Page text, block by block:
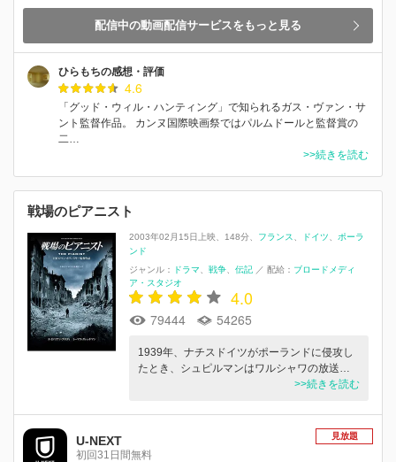
配信中の動画配信サービスをもっと見る
ひらもちの感想・評価
4.6
「グッド・ウィル・ハンティング」で知られるガス・ヴァン・サ
ント監督作品。 カンヌ国際映画祭ではパルムドールと監督賞の
二…
>>続きを読む
戦場のピアニスト
2003年02月15日上映 148分 フランス ドイツ
ポーラ
ンド
ジャンル：
ドラマ 戦争 伝記 ／ 配給： ブロードメディ
ア・スタジオ
4.0
79444 54265
1939年、ナチスドイツがポーランドに侵攻し
たとき、シュピルマンはワルシャワの放送…
>>続きを読む
U-NEXT
初回31日間無料
見放題